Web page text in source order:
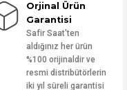
Orjinal Ürün
Garantisi
Safir Saat'ten
aldığınız her ürün
%100 orijinaldir ve
resmi distribütörlerin
iki yıl süreli garantisi